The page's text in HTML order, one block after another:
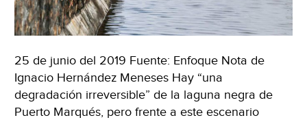
25 de junio del 2019 Fuente: Enfoque Nota de
Ignacio Hernández Meneses Hay “una
degradación irreversible” de la laguna negra de
Puerto Marqués, pero frente a este escenario